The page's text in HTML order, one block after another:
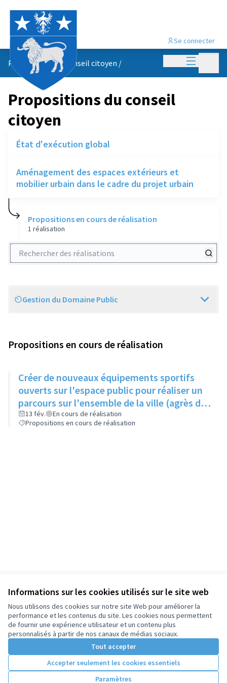
Informations sur les cookies utilisés sur le site web
Nous utilisons des cookies sur notre site Web pour améliorer la
performance et les contenus du site. Les cookies nous permettent
de fournir une expérience utilisateur et un contenu plus
personnalisés à partir de nos canaux de médias sociaux.
Tout accepter
Accepter seulement les cookies essentiels
Paramètres
Menu
Se connecter
Propositions du conseil citoyen /
Propositions du conseil
citoyen
État d'exécution global
Aménagement des espaces extérieurs et
mobilier urbain dans le cadre du projet urbain
Propositions en cours de réalisation
1 réalisation
Rechercher des réalisations
Scope
Gestion du Domaine Public
Propositions en cours de réalisation
Créer de nouveaux équipements sportifs
ouverts sur l'espace public pour réaliser un
parcours sur l'ensemble de la ville (agrès de
street work-out)
13 fév.
En cours de réalisation
Propositions en cours de réalisation